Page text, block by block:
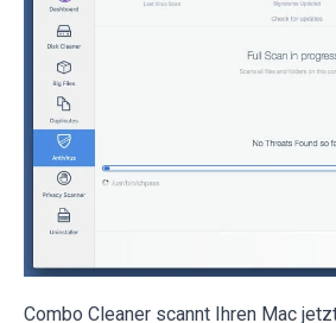
Combo Cleaner scannt Ihren Mac